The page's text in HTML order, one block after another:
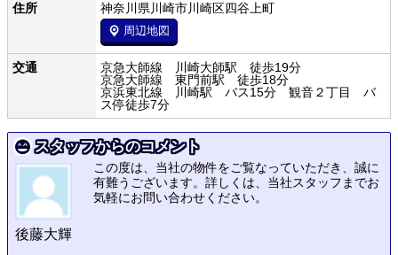
住所 神奈川県川崎市川崎区四谷上町
周辺地図
交通
京急大師線 川崎大師駅 徒歩19分
京急大師線 東門前駅 徒歩18分
京浜東北線 川崎駅 バス15分 観音２丁目 バ
ス停徒歩7分
スタッフからのコメント
後藤大輝
この度は、当社の物件をご覧なっていただき、誠に
有難うございます。詳しくは、当社スタッフまでお
気軽にお問い合わせください。